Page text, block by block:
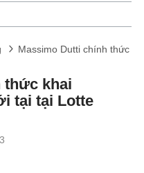
Massimo Dutti chính thức
thức khai
tại tại Lotte